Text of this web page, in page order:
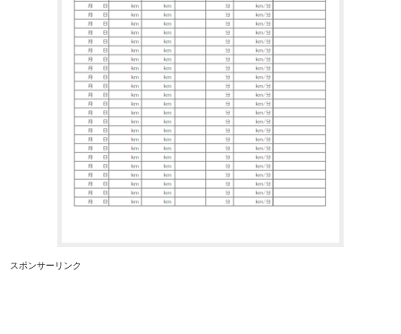
スポンサーリンク